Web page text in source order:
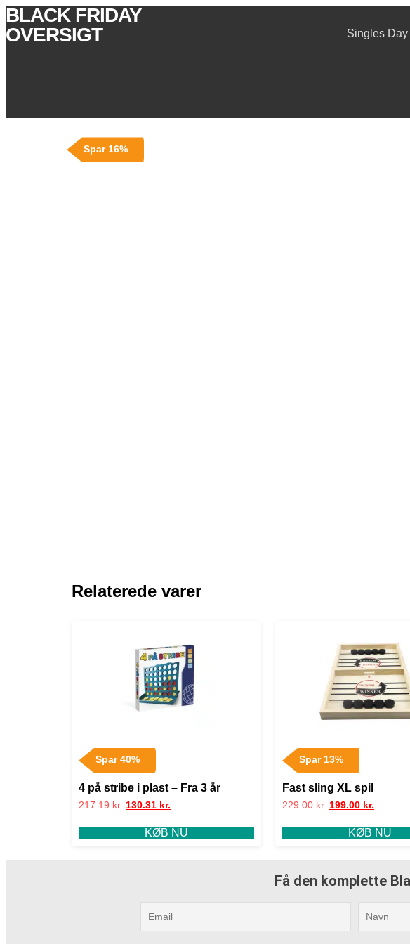
BLACK FRIDAY
OVERSIGT
Singles
Spar 16%
Relaterede varer
Spar 40%
4 på stribe i plast – Fra 3 år
217.19kr. 130.31 kr.
KØB NU
Spar 13%
Fast sling XL spil
229.00kr. 199.00 kr.
KØB NU
Få den komplette